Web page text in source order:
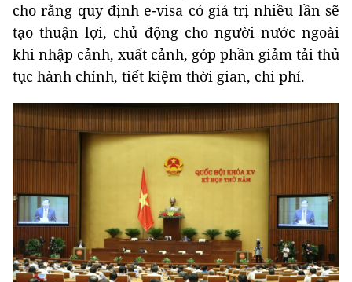
cho rằng quy định e-visa có giá trị nhiều lần sẽ
tạo thuận lợi, chủ động cho người nước ngoài
khi nhập cảnh, xuất cảnh, góp phần giảm tải thủ
tục hành chính, tiết kiệm thời gian, chi phí.